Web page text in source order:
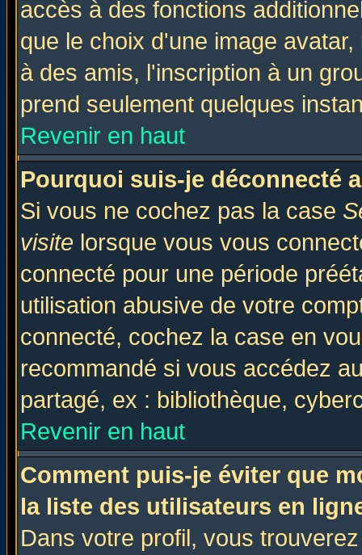
accès à des fonctions
que le choix d'une image
à des amis, l'inscription à un
prend seulement quelques
Revenir en haut
Pourquoi suis-je déconnecté
Si vous ne cochez pas la case
visite lorsque vous vous
connecté pour une période
utilisation abusive de votre
connecté, cochez la case en
recommandé si vous accédez
partagé, ex : bibliothèque,
Revenir en haut
Comment puis-je éviter que
la liste des utilisateurs en
Dans votre profil, vous